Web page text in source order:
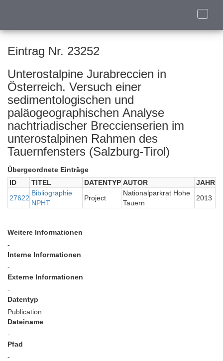
Toggle
Eintrag Nr. 23252
Unterostalpine Jurabreccien in
Österreich. Versuch einer
sedimentologischen und
paläogeographischen Analyse
nachtriadischer Breccienserien im
unterostalpinen Rahmen des
Tauernfensters (Salzburg-Tirol)
Übergeordnete Einträge
ID
TITEL DATENTYP AUTOR
JAHR
27622
Bibliographie
NPHT
Project
Nationalparkrat Hohe
Tauern
2013
Weitere Informationen
-
Interne Informationen
-
Externe Informationen
-
Datentyp
Publication
Dateiname
-
Pfad
-